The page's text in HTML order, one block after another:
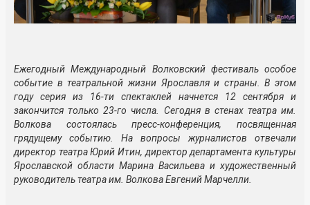
Ежегодный Международный Волковский фестиваль особое
событие в театральной жизни Ярославля и страны. В этом
году серия из 16-ти спектаклей начнется 12 сентября и
закончится только 23-го числа. Сегодня в стенах театра им.
Волкова состоялась пресс-конференция, посвященная
грядущему событию. На вопросы журналистов отвечали
директор театра Юрий Итин, директор департамента культуры
Ярославской области Марина Васильева и художественный
руководитель театра им. Волкова Евгений Марчелли.